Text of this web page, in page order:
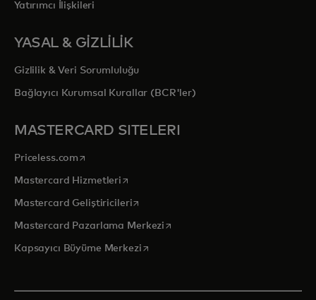
Yatırımcı İlişkileri
YASAL & GİZLİLİK
Gizlilik & Veri Sorumluluğu
Bağlayıcı Kurumsal Kurallar (BCR'ler)
MASTERCARD SITELERI
Priceless.com opens in a new tab
Mastercard Hizmetleri opens in a new tab
Mastercard Geliştiricileriopens in a new tab
Mastercard Pazarlama Merkezi opens in a new tab
Kapsayıcı Büyüme Merkeziopens in a new tab